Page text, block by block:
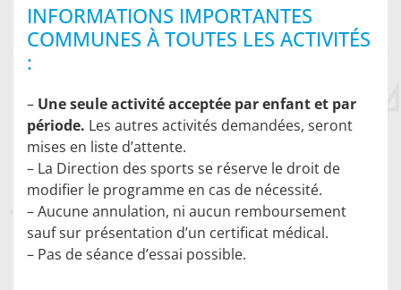
INFORMATIONS IMPORTANTES
COMMUNES À TOUTES LES ACTIVITÉS
:
– Une seule activité acceptée par enfant et par
période. Les autres activités demandées, seront
mises en liste d’attente.
– La Direction des sports se réserve le droit de
modifier le programme en cas de nécessité.
– Aucune annulation, ni aucun remboursement
sauf sur présentation d’un certificat médical.
– Pas de séance d’essai possible.